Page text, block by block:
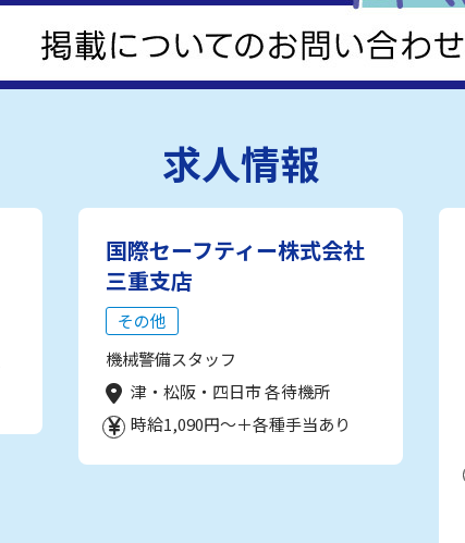
求人情報
国際セーフティー株式会社
三重支店
その他
機械警備スタッフ
津・松阪・四日市 各待機所
時給1,090円～＋各種手当あり